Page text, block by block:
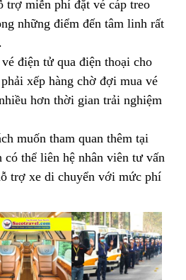
trợ miễn phí đặt vé cáp treo
những điểm đến tâm linh rất
điện tử qua điện thoại cho
xếp hàng chờ đợi mua vé
hơn thời gian trải nghiệm
muốn tham quan thêm tại
thể liên hệ nhân viên tư vấn
trợ xe di chuyển với mức phí